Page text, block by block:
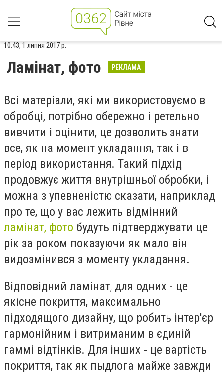
10:43, 1 липня 2017 р.
Ламінат, фото РЕКЛАМА
Всі матеріали, які ми використовуємо в
обробці, потрібно обережно і ретельно
вивчити і оцінити, це дозволить знати
все, як на момент укладання, так і в
період використання. Такий підхід
продовжує життя внутрішньої обробки, і
можна з упевненістю сказати, наприклад
про те, що у вас лежить відмінний
ламінат, фото будуть підтверджувати це
рік за роком показуючи як мало він
видозмінився з моменту укладання.
Відповідний ламінат, для одних - це
якісне покриття, максимально
підходящого дизайну, що робить інтер'єр
гармонійним і витриманим в єдиній
гаммі відтінків. Для інших - це вартість
покриття, так як пыдлога майже завжди